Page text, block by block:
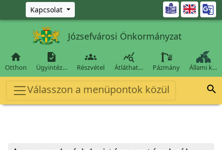
Ugrás a fő tartalomra
Kapcsolat 
Józsefvárosi Önkormányzat

Otthon

Ügyintéz…

Részvétel

Átláthat… Pázmány Állami k…
Válasszon a menüpontok közül 